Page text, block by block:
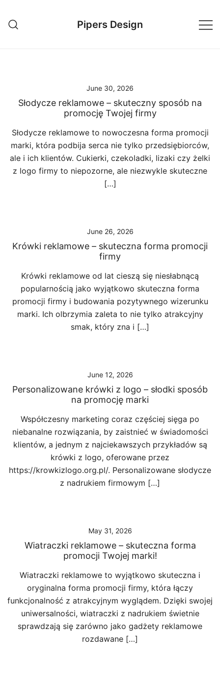
content
Pipers Design
June 30, 2026
Słodycze reklamowe – skuteczny sposób na
promocję Twojej firmy
Słodycze reklamowe to nowoczesna forma promocji
marki, która podbija serca nie tylko przedsiębiorców,
ale i ich klientów. Cukierki, czekoladki, lizaki czy żelki
z logo firmy to niepozorne, ale niezwykle skuteczne
[…]
June 26, 2026
Krówki reklamowe – skuteczna forma promocji
firmy
Krówki reklamowe od lat cieszą się niesłabnącą
popularnością jako wyjątkowo skuteczna forma
promocji firmy i budowania pozytywnego wizerunku
marki. Ich olbrzymia zaleta to nie tylko atrakcyjny
smak, który zna i […]
June 12, 2026
Personalizowane krówki z logo – słodki sposób
na promocję marki
Współczesny marketing coraz częściej sięga po
niebanalne rozwiązania, by zaistnieć w świadomości
klientów, a jednym z najciekawszych przykładów są
krówki z logo, oferowane przez
https://krowkizlogo.org.pl/. Personalizowane słodycze
z nadrukiem firmowym […]
May 31, 2026
Wiatraczki reklamowe – skuteczna forma
promocji Twojej marki!
Wiatraczki reklamowe to wyjątkowo skuteczna i
oryginalna forma promocji firmy, która łączy
funkcjonalność z atrakcyjnym wyglądem. Dzięki swojej
uniwersalności, wiatraczki z nadrukiem świetnie
sprawdzają się zarówno jako gadżety reklamowe
rozdawane […]